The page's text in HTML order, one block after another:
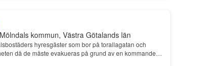
kommun, Västra Götalands län
hyresgäster som bor på torallagatan och
då de måste evakueras på grund av en kommande